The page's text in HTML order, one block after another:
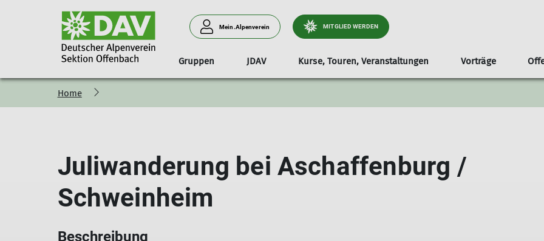
Mein.Alpenverein MITGLIED WERDEN
Gruppen
Wandern Klettern Bergsteigen Jugend | Jako
JDAV Kurse, Touren, Veranstaltungen Vorträge
Vorstand Tourenleiter*in Sektionsmagazin Mitgliederversammlung
Downloads Gebietsführer Mitgliedschaft
Home
Juliwanderung bei Aschaffenburg /
Schweinheim
Beschreibung